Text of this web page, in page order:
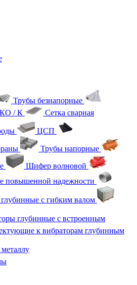
Трубы безнапорные
/ К
Сетка сварная
ЦСП
Трубы напорные
Шифер волновой
повышенной надежности
с гибким валом
глубинные с встроенным
к вибраторам глубинным